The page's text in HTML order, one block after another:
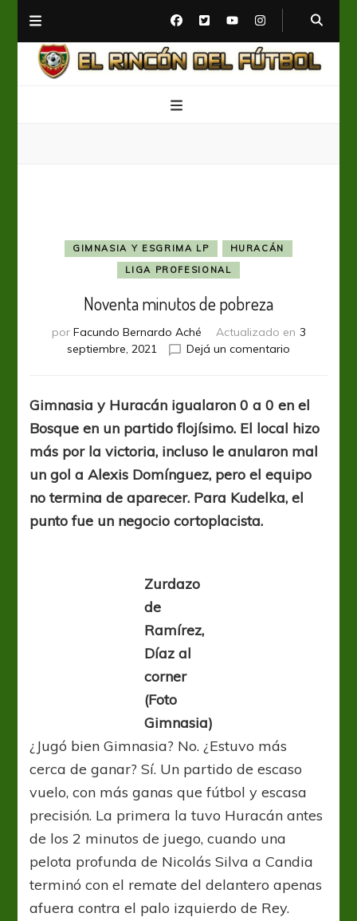
GIMNASIA Y ESGRIMA LP
HURACÁN
LIGA PROFESIONAL
Noventa minutos de pobreza
por Facundo Bernardo Aché Actualizado en 3
septiembre, 2021
Dejá un comentario
pobreza
Gimnasia y Huracán igualaron 0 a 0 en el
Bosque en un partido flojísimo. El local hizo
más por la victoria, incluso le anularon mal
un gol a Alexis Domínguez, pero el equipo
no termina de aparecer. Para Kudelka, el
punto fue un negocio cortoplacista.
Zurdazo
de
Ramírez,
Díaz al
corner
(Foto
Gimnasia)
¿Jugó bien Gimnasia? No. ¿Estuvo más
cerca de ganar? Sí. Un partido de escaso
vuelo, con más ganas que fútbol y escasa
precisión. La primera la tuvo Huracán antes
de los 2 minutos de juego, cuando una
pelota profunda de Nicolás Silva a Candia
terminó con el remate del delantero apenas
afuera contra el palo izquierdo de Rey.